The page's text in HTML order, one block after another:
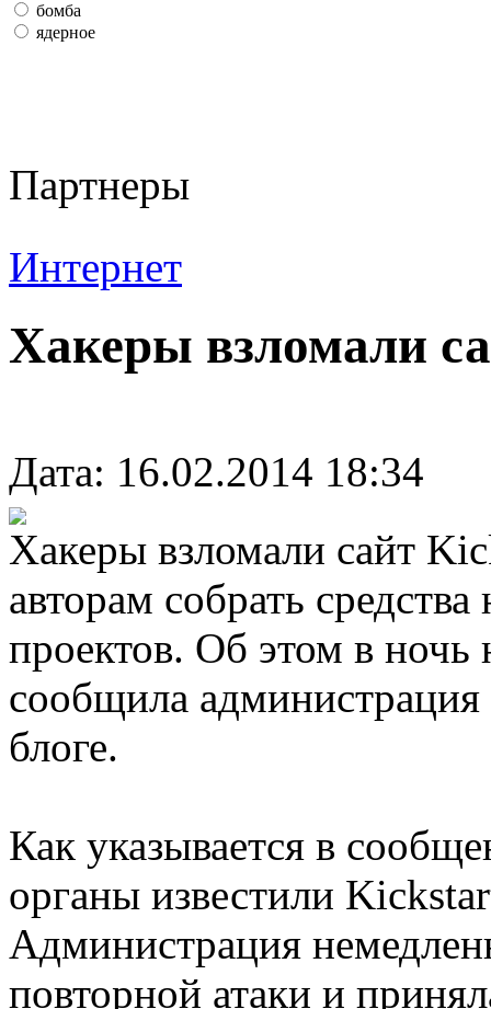
бомба
ядерное
Партнеры
Интернет
Хакеры взломали
Дата: 16.02.2014 18:34
Хакеры взломали сайт
авторам собрать
проектов. Об этом в ночь
сообщила администрация
блоге.
Как указывается в
органы известили
Администрация
повторной атаки и